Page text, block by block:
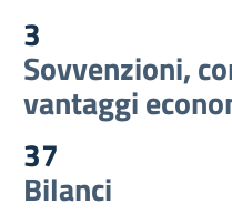
3
Sovvenzioni,
vantaggi
37
Bilanci